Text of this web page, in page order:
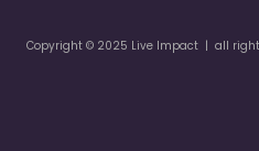
Copyright © 2025 Live Impact | all